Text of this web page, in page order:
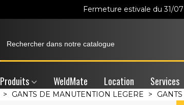
Fermeture estivale du 31/
Produits WeldMate Location Services
> GANTS DE MANUTENTION LEGERE >